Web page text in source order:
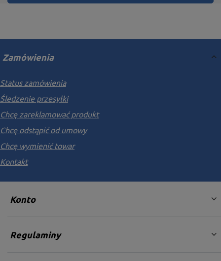
Zamówienia
Status zamówienia
Śledzenie przesyłki
Chcę zareklamować produkt
Chcę odstąpić od umowy
Chcę wymienić towar
Kontakt
Konto
Regulaminy